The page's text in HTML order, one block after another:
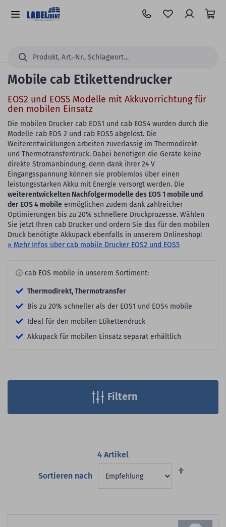
Hauptinhalt
springen
Alle
Suchen...
Mobile cab Etikettendrucker
EOS2 und EOS5 Modelle mit Akkuvorrichtung für
den mobilen Einsatz
Die mobilen Drucker cab EOS1 und cab EOS4 wurden durch die
Modelle cab EOS 2 und cab EOS5 abgelöst. Die
Weiterentwicklungen arbeiten zuverlässig im Thermodirekt-
und Thermotransferdruck. Dabei benötigen die Geräte keine
direkte Stromanbindung, denn dank ihrer 24 V
Eingangsspannung können sie problemlos über einen
leistungsstarken Akku mit Energie versorgt werden. Die
weiterentwickelten Nachfolgermodelle des EOS 1 mobile und
der EOS 4 mobile ermöglichen zudem dank zahlreicher
Optimierungen bis zu 20% schnellere Druckprozesse. Wählen
Sie jetzt Ihren cab Drucker und ordern Sie das für den mobilen
Druck benötigte Akkupack ebenfalls in unserem Onlineshop!
» Mehr Infos über cab mobile Drucker EOS2 und EOS5
ⓘ cab EOS mobile in unserem Sortiment:
Thermodirekt, Thermotransfer
Bis zu 20% schneller als der EOS1 und EOS4 mobile
Ideal für den mobilen Etikettendruck
Akkupack für mobilen Einsatz separat erhältlich
4 Artikel
Sortieren nach
Filtern